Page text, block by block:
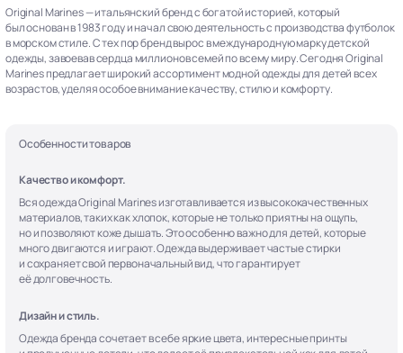
Original Marines — итальянский бренд с богатой историей, который
был основан в 1983 году и начал свою деятельность с производства футболок
в морском стиле. С тех пор бренд вырос в международную марку детской
одежды, завоевав сердца миллионов семей по всему миру. Сегодня Original
Marines предлагает широкий ассортимент модной одежды для детей всех
возрастов, уделяя особое внимание качеству, стилю и комфорту.
Особенности товаров
Качество и комфорт.
Вся одежда Original Marines изготавливается из высококачественных
материалов, таких как хлопок, которые не только приятны на ощупь,
но и позволяют коже дышать. Это особенно важно для детей, которые
много двигаются и играют. Одежда выдерживает частые стирки
и сохраняет свой первоначальный вид, что гарантирует
её долговечность.
Дизайн и стиль.
Одежда бренда сочетает в себе яркие цвета, интересные принты